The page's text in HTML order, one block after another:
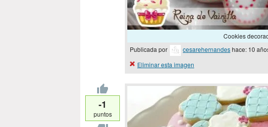
Cookies
Publicada por cesarehernandeshace: 10
Eliminar esta imagen
-1
puntos